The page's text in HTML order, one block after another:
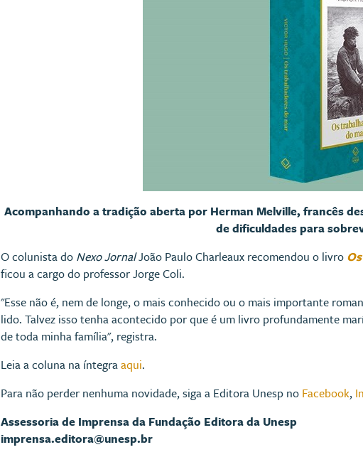
Acompanhando a tradição aberta por Herman Melville, francês
de dificuldades para
O colunista do Nexo JornalJoão Paulo Charleaux recomendou o livro
ficou a cargo do professor Jorge Coli.
"Esse não é, nem de longe, o mais conhecido ou o mais importante
lido. Talvez isso tenha acontecido por que é um livro profundamente
de toda minha família", registra.
Leia a coluna na íntegraaqui.
Para não perder nenhuma novidade, siga a Editora Unesp no Facebook,
Assessoria de Imprensa da Fundação Editora da Unesp
imprensa.editora@unesp.br